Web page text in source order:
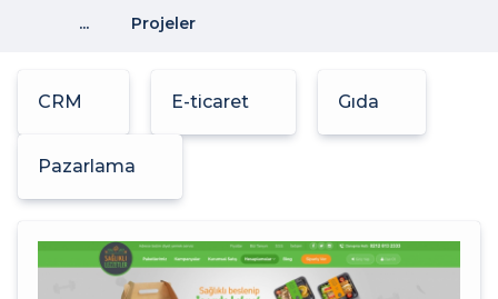
... Projeler
CRM E-ticaret Gıda
Pazarlama